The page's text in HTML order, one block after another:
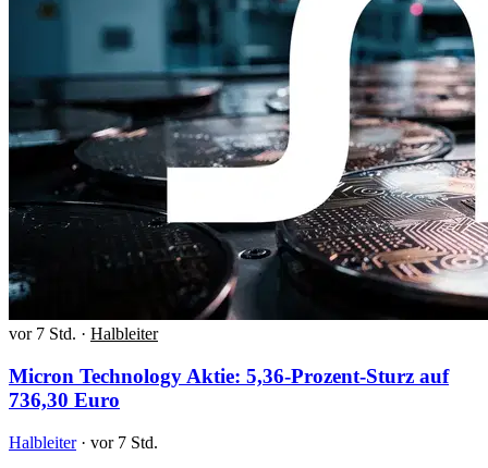
vor 7 Std. · Halbleiter
Micron Technology Aktie: 5,36-Prozent-Sturz auf
736,30 Euro
Halbleiter · vor 7 Std.